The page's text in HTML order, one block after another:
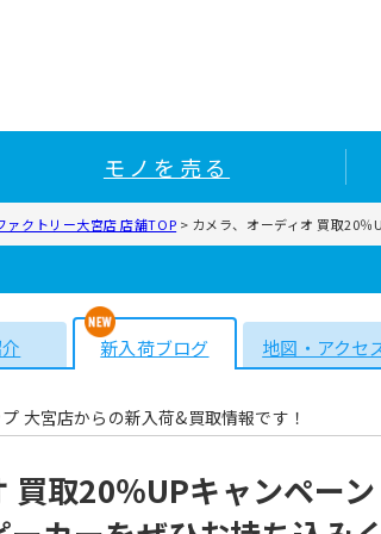
モノを売る
ァクトリー大宮店 店舗TOP > カメラ、オーディオ 買取20
新入荷ブログ 地図・アクセ
大宮店からの新入荷&買取情報です！
買取20％UPキャンペー